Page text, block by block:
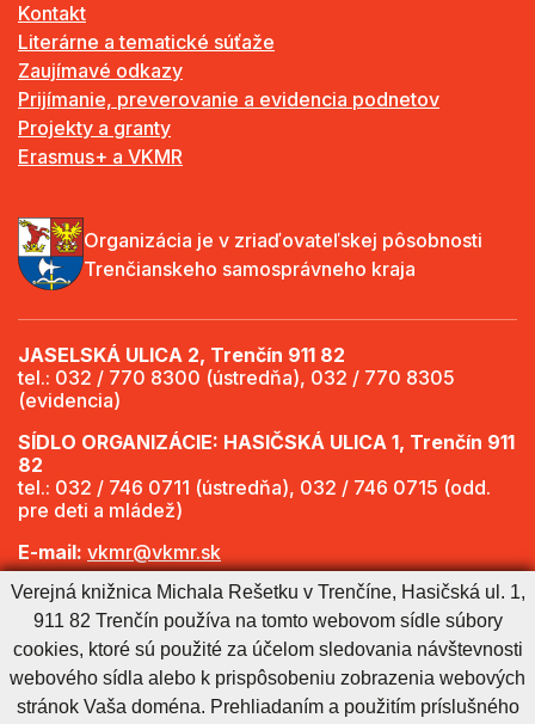
Kontakt
Literárne a tematické súťaže
Zaujímavé odkazy
Prijímanie, preverovanie a evidencia podnetov
Projekty a granty
Erasmus+ a VKMR
Organizácia je v zriaďovateľskej pôsobnosti
Trenčianskeho samosprávneho kraja
JASELSKÁ ULICA 2, Trenčín 911 82
tel.: 032 / 770 8300 (ústredňa), 032 / 770 8305
(evidencia)
SÍDLO ORGANIZÁCIE: HASIČSKÁ ULICA 1, Trenčín 911
82
tel.: 032 / 746 0711 (ústredňa), 032 / 746 0715 (odd.
pre deti a mládež)
E-mail: vkmr@vkmr.sk
Web: http://www.vkmr.sk
Viac informácií - Otváracie hodiny
Cookies nastavenieCookies - viac informáciíVyhlásenie o prístupnosti
Verejná knižnica Michala Rešetku v Trenčíne, Hasičská ul. 1,
911 82 Trenčín používa na tomto webovom sídle súbory
cookies, ktoré sú použité za účelom sledovania návštevnosti
webového sídla alebo k prispôsobeniu zobrazenia webových
stránok Vaša doména. Prehliadaním a použitím príslušného